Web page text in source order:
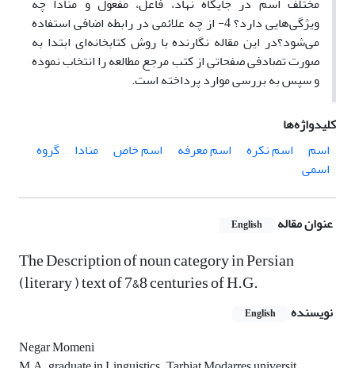
ویژگی‌هایی دارد؟ 4- از چه علائمی در رابطه اضافی استفاده
می‌شود؟در این مقاله نگارنده با روش کتابخانه‌ای ابتدا به
صورت تصادفی صفحاتی از کتب مرجع مطالعه را انتخاب نموده
و سپس به بررسی موارد پرداخته است.
کلیدواژه‌ها
اسم
اسم نکره اسم معرفه اسم خاص منادا
گروه
اسمی
عنوان مقاله English
The Description of noun category in Persian
(literary ) text of 7&8 centuries of H.G.
نویسنده English
Negar Momeni